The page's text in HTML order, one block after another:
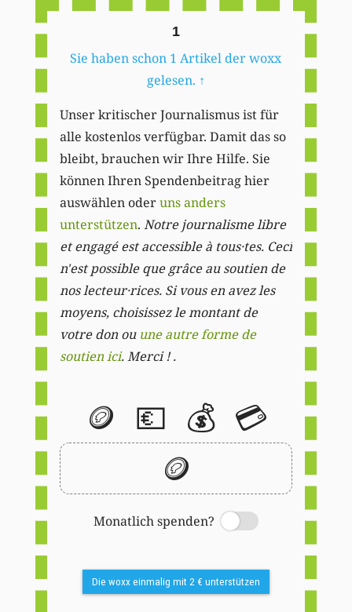
1
Sie haben schon 1 Artikel der woxx
gelesen. ↑
Unser kritischer Journalismus ist für
alle kostenlos verfügbar. Damit das so
bleibt, brauchen wir Ihre Hilfe. Sie
können Ihren Spendenbeitrag hier
auswählen oderuns anders
unterstützen. Notre journalisme libre
et engagé est accessible à tous·tes. Ceci
n'est possible que grâce au soutien de
nos lecteur·rices. Si vous en avez les
moyens, choisissez le montant de
votre don ou une autre forme de
soutien ici. Merci ! .
🪙 💶 💰 💳
🪙
Monatlich spenden?
Switch
Die woxx einmalig mit 2 € unterstützen